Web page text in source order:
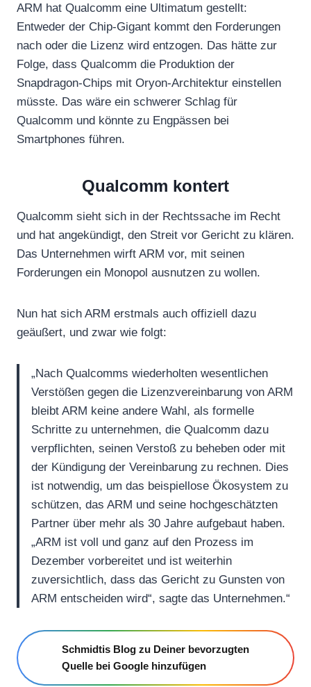
ARM hat Qualcomm eine Ultimatum gestellt:
Entweder der Chip-Gigant kommt den Forderungen
nach oder die Lizenz wird entzogen. Das hätte zur
Folge, dass Qualcomm die Produktion der
Snapdragon-Chips mit Oryon-Architektur einstellen
müsste. Das wäre ein schwerer Schlag für
Qualcomm und könnte zu Engpässen bei
Smartphones führen.
Qualcomm kontert
Qualcomm sieht sich in der Rechtssache im Recht
und hat angekündigt, den Streit vor Gericht zu klären.
Das Unternehmen wirft ARM vor, mit seinen
Forderungen ein Monopol ausnutzen zu wollen.
Nun hat sich ARM erstmals auch offiziell dazu
geäußert, und zwar wie folgt:
„Nach Qualcomms wiederholten wesentlichen
Verstößen gegen die Lizenzvereinbarung von ARM
bleibt ARM keine andere Wahl, als formelle
Schritte zu unternehmen, die Qualcomm dazu
verpflichten, seinen Verstoß zu beheben oder mit
der Kündigung der Vereinbarung zu rechnen. Dies
ist notwendig, um das beispiellose Ökosystem zu
schützen, das ARM und seine hochgeschätzten
Partner über mehr als 30 Jahre aufgebaut haben.
„ARM ist voll und ganz auf den Prozess im
Dezember vorbereitet und ist weiterhin
zuversichtlich, dass das Gericht zu Gunsten von
ARM entscheiden wird“, sagte das Unternehmen.“
Schmidtis Blog zu Deiner bevorzugten
Quelle bei Google hinzufügen